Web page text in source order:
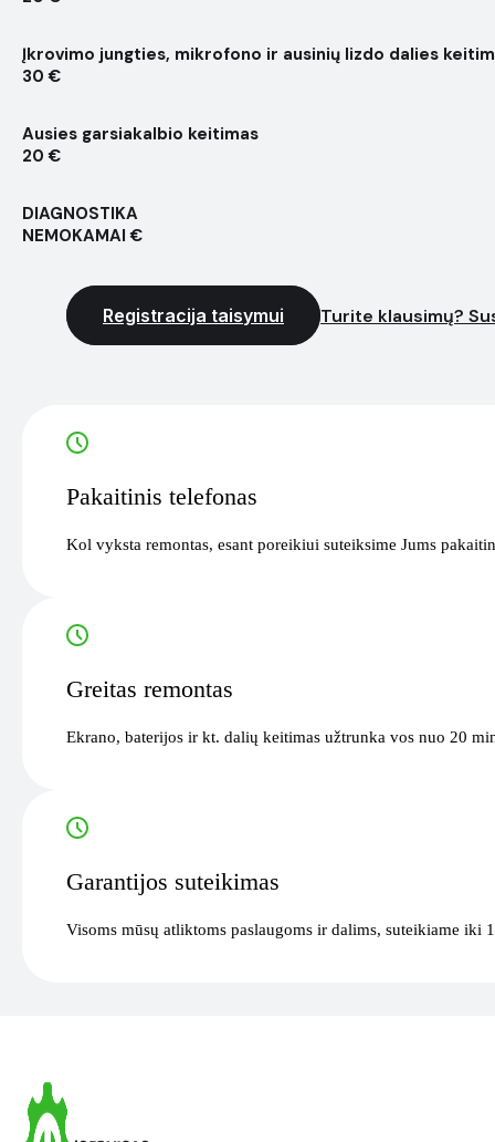
Įkrovimo jungties, mikrofono ir ausinių lizdo dalies
30 €
Ausies garsiakalbio keitimas
20 €
DIAGNOSTIKA
NEMOKAMAI €
Registracija taisymui Turite klausimų?
Pakaitinis telefonas
Kol vyksta remontas, esant poreikiui suteiksime Jums
Greitas remontas
Ekrano, baterijos ir kt. dalių keitimas užtrunka vos nuo 20
Garantijos suteikimas
Visoms mūsų atliktoms paslaugoms ir dalims, suteikiame iki